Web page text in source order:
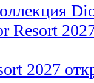
Resort
2027